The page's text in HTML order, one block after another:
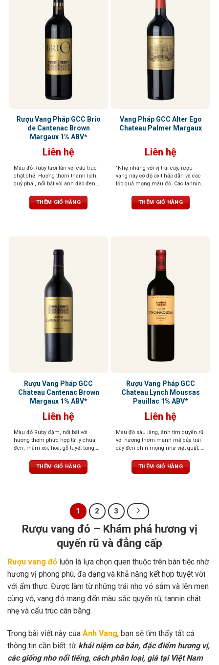
Rượu Vang Pháp GCC Brio
de Cantenac Brown
Margaux 1% ABV*
Liên hệ
Màu đỏ Ruby tươi tắn với cấu trúc
chặt chẽ. Hương thơm thanh lịch,
quý phái, nổi bật với anh đào đen,
tannin mượt mà, kéo dài ở hậu vị
cùng dư vị ngọt thanh dễ chịu. Kết
THÊM GIỎ HÀNG
Vang Pháp GCC Alter Ego
Chateau Palmer Margaux
Liên hệ
"Nhẹ nhàng với vị trái cây, rượu
vang này có độ axit hấp dẫn và các
lớp quả mọng màu đỏ. Các tannin
trái cây của rượu vang, chứa nhiều
axit và sẽ sớm sẵn sàng cho mọi
THÊM GIỎ HÀNG
Rượu Vang Pháp GCC
Chateau Cantenac Brown
Margaux 1% ABV*
Liên hệ
Màu đỏ Ruby đậm, nổi bật với
hương thơm phức hợp từ lý chua
đen, mâm xôi, hoa, gỗ tuyết tùng,
với tannin mịn, vị trái cây đen chín,
cam thảo và socola. Độ chua cân
THÊM GIỎ HÀNG
Rượu Vang Pháp GCC
Chateau Lynch Moussas
Pauillac 1% ABV*
Liên hệ
Màu đỏ sâu lắng, ánh tím quyến rũ
với hương thơm mạnh mẽ của trái
cây đen chín mọng như việt quất, lý
cam thảo và gỗ sồi. Rượu có cấu
trúc mạnh mẽ nhưng cân bằng,
THÊM GIỎ HÀNG
1 2 3
Rượu vang đỏ – Khám phá hương vị
quyến rũ và đẳng cấp
Rượu vang đỏ luôn là lựa chọn quen thuộc trên bàn tiệc nhờ
hương vị phong phú, đa dạng và khả năng kết hợp tuyệt vời
với ẩm thực. Được làm từ những trái nho vỏ sẫm và lên men
cùng vỏ, vang đỏ mang đến màu sắc quyến rũ, tannin chát
nhẹ và cấu trúc cân bằng.
Trong bài viết này của Ánh Vang, bạn sẽ tìm thấy tất cả
thông tin cần biết: từ khái niệm cơ bản, đặc điểm hương vị,
các giống nho nổi tiếng, cách phân loại, giá tại Việt Nam